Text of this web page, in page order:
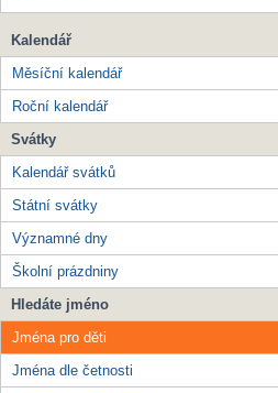
Kalendář
Měsíční kalendář
Roční kalendář
Svátky
Kalendář svátků
Státní svátky
Významné dny
Školní prázdniny
Hledáte jméno
Jména pro děti
Jména dle četnosti